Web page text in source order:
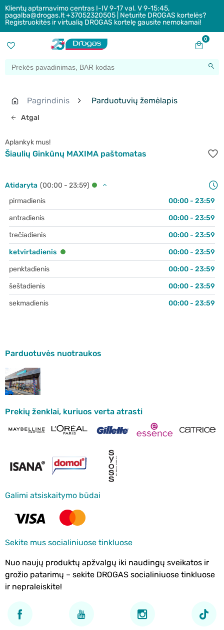
Klientų aptarnavimo centras I-IV 9-17 val. V 9-15:45,
pagalba@drogas.lt +37052320505 | Neturite DROGAS kortelės?
Registruokitės ir virtualią DROGAS kortelę gausite nemokamai!
0
Atgal
Pagrindinis Parduotuvių žemėlapis
Aplankyk mus!
Šiaulių Ginkūnų MAXIMA paštomatas
Atidaryta (00:00 - 23:59)
pirmadienis
00:00 - 23:59
antradienis
00:00 - 23:59
trečiadienis
00:00 - 23:59
ketvirtadienis
00:00 - 23:59
penktadienis
00:00 - 23:59
šeštadienis
00:00 - 23:59
sekmadienis
00:00 - 23:59
Parduotuvės nuotraukos
Prekių ženklai, kuriuos verta atrasti
Galimi atsiskaitymo būdai
Sekite mus socialiniuose tinkluose
Nuo naujų produktų apžvalgų iki naudingų sveikatos ir
grožio patarimų – sekite DROGAS socialiniuose tinkluose
ir nepraleiskite!